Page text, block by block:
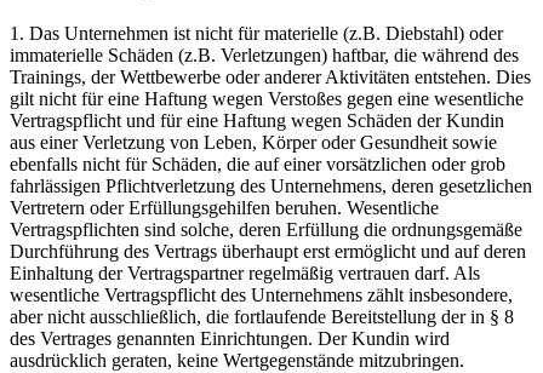
1. Das Unternehmen ist nicht für materielle (z.B. Diebstahl) oder
immaterielle Schäden (z.B. Verletzungen) haftbar, die während des
Trainings, der Wettbewerbe oder anderer Aktivitäten entstehen. Dies
gilt nicht für eine Haftung wegen Verstoßes gegen eine wesentliche
Vertragspflicht und für eine Haftung wegen Schäden der Kundin
aus einer Verletzung von Leben, Körper oder Gesundheit sowie
ebenfalls nicht für Schäden, die auf einer vorsätzlichen oder grob
fahrlässigen Pflichtverletzung des Unternehmens, deren gesetzlichen
Vertretern oder Erfüllungsgehilfen beruhen. Wesentliche
Vertragspflichten sind solche, deren Erfüllung die ordnungsgemäße
Durchführung des Vertrags überhaupt erst ermöglicht und auf deren
Einhaltung der Vertragspartner regelmäßig vertrauen darf. Als
wesentliche Vertragspflicht des Unternehmens zählt insbesondere,
aber nicht ausschließlich, die fortlaufende Bereitstellung der in § 8
des Vertrages genannten Einrichtungen. Der Kundin wird
ausdrücklich geraten, keine Wertgegenstände mitzubringen.